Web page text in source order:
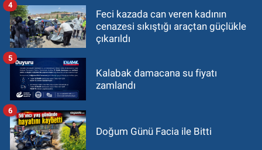
Feci kazada can veren kadının
cenazesi sıkıştığı araçtan güçlükle
çıkarıldı
4
Kalabak damacana su fiyatı
zamlandı
5
Doğum Günü Facia ile Bitti
6